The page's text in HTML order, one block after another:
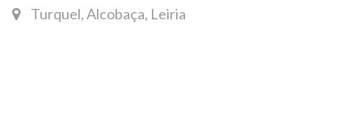
Turquel, Alcobaça, Leiria